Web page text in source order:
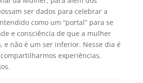
ser dados para celebrar a
como um “portal” para se
e consciência de que a mulher
e não é um ser inferior. Nesse dia é
experiências,